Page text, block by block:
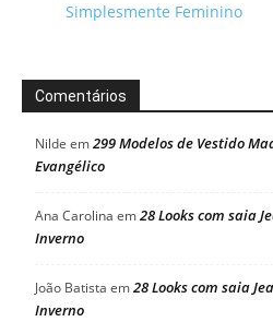
Simplesmente Feminino
Comentários
Nilde em299 Modelos de Vestido
Evangélico
Ana Carolina em28 Looks com saia
Inverno
João Batista em28 Looks com saia
Inverno